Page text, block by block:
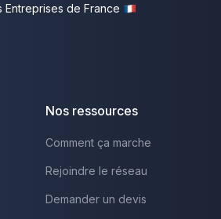
de France
Nos ressources
Comment ça marche
Rejoindre le réseau
Demander un devis